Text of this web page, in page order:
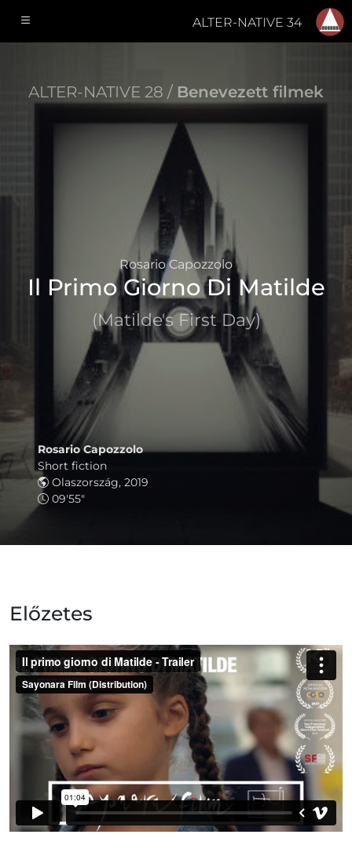
ALTER-NATIVE 34
ALTER-NATIVE 28 / Benevezett filmek
Rosario Capozzolo
Il Primo Giorno Di Matilde
(Matilde's First Day)
Rosario Capozzolo
Short fiction
Olaszország, 2019
09'55"
Előzetes